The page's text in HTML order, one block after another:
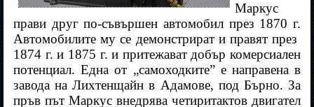
Маркус
прави друг по-съвършен автомобил през 1870 г.
Автомобилите му се демонстрират и правят през
1874 г. и 1875 г. и притежават добър комерсиален
потенциал. Една от „самоходките” е направена в
завода на Лихтенщайн в Адамове, под Бърно. За
пръв път Маркус внедрява четиритактов двигател